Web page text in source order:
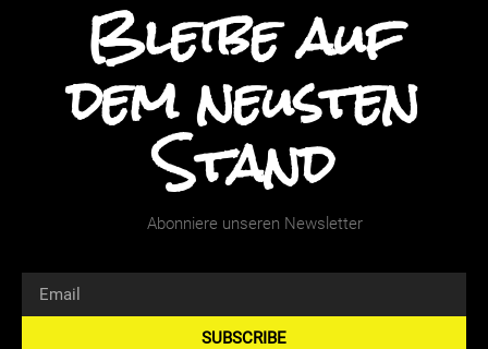
Bleibe auf
dem neusten
Stand
Abonniere unseren Newsletter
SUBSCRIBE